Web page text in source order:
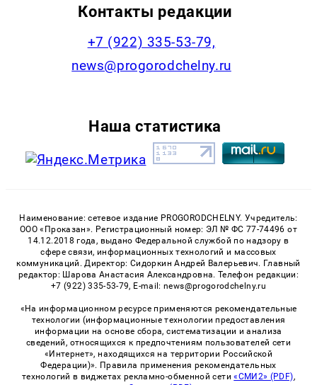
Контакты редакции
+7 (922) 335-53-79,
news@progorodchelny.ru
Наша статистика
Наименование: сетевое издание PROGORODCHELNY. Учредитель:
ООО «Проказан». Регистрационный номер: ЭЛ № ФС 77-74496 от
14.12.2018 года, выдано Федеральной службой по надзору в
сфере связи, информационных технологий и массовых
коммуникаций. Директор: Сидоркин Андрей Валерьевич. Главный
редактор: Шарова Анастасия Александровна. Телефон редакции:
+7 (922) 335-53-79, E-mail: news@progorodchelny.ru
«На информационном ресурсе применяются рекомендательные
технологии (информационные технологии предоставления
информации на основе сбора, систематизации и анализа
сведений, относящихся к предпочтениям пользователей сети
«Интернет», находящихся на территории Российской
Федерации)». Правила применения рекомендательных
технологий в виджетах рекламно-обменной сети«СМИ2» (PDF),